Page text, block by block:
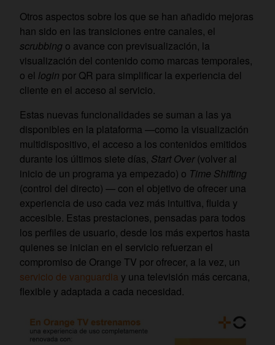
Otros aspectos sobre los que se han añadido mejoras
han sido en las transiciones entre canales, el
scrubbing o avance con previsualización, la
visualización del contenido como marcas temporales,
o el login por QR para simplificar la experiencia del
cliente en el acceso al servicio.
Estas nuevas funcionalidades se suman a las ya
disponibles en la plataforma —como la visualización
multidispositivo, el acceso a los contenidos emitidos
durante los últimos siete días, Start Over(volver al
inicio de un programa ya empezado) o Time Shifting
(control del directo) — con el objetivo de ofrecer una
experiencia de uso cada vez más intuitiva, fluida y
accesible. Estas prestaciones, pensadas para todos
los perfiles de usuario, desde los más expertos hasta
quienes se inician en el servicio refuerzan el
compromiso de Orange TV por ofrecer, a la vez, un
servicio de vanguardia y una televisión más cercana,
flexible y adaptada a cada necesidad.